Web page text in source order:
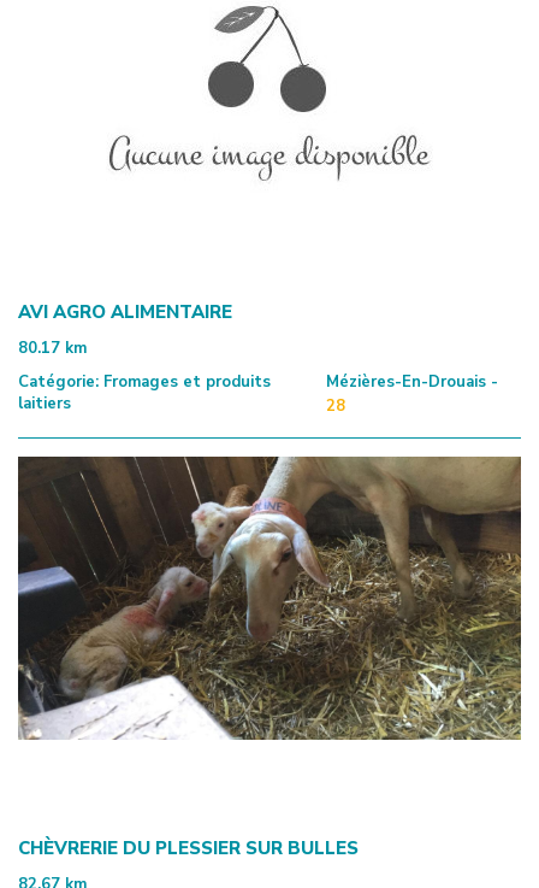
AVI AGRO ALIMENTAIRE
80.17 km
Catégorie: Fromages et produits
laitiers
Mézières-En-Drouais -
28
CHÈVRERIE DU PLESSIER SUR BULLES